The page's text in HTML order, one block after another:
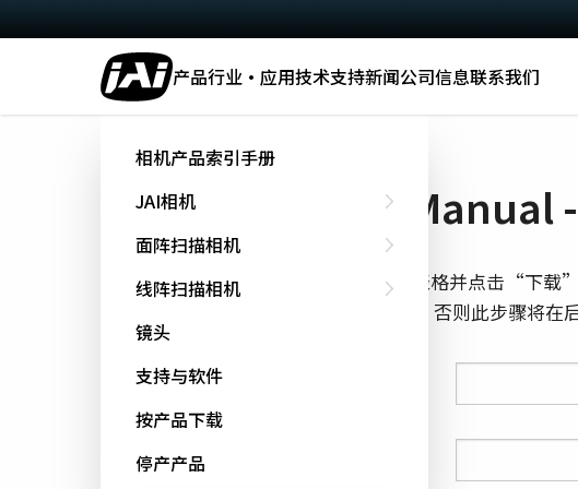
产品行业·应用技术支持新闻公司信息联系我们
相机产品索引手册
JAI相机
面阵扫描相机
线阵扫描相机
镜头
支持与软件
按产品下载
停产产品
下载 Manual
填写下面的表格并点击“下载
cookie跟踪，否则此步骤将在